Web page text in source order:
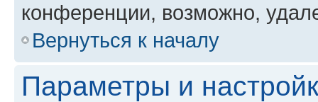
конференции, возможно,
Вернуться к началу
Параметры и